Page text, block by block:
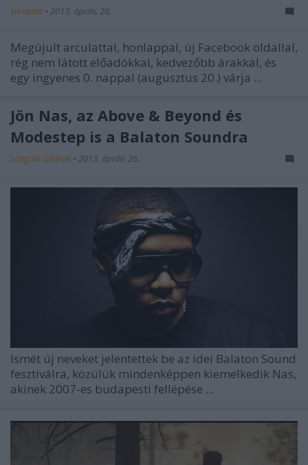
Hirdetés • 2013. április 26.
Megújult arculattal, honlappal, új Facebook oldallal,
rég nem látott előadókkal, kedvezőbb árakkal, és
egy ingyenes 0. nappal (augusztus 20.) várja ...
Jön Nas, az Above & Beyond és
Modestep is a Balaton Soundra
Lángoló Gitárok • 2013. április 26.
Ismét új neveket jelentettek be az idei Balaton Sound
fesztiválra, közülük mindenképpen kiemelkedik Nas,
akinek 2007-es budapesti fellépése ...